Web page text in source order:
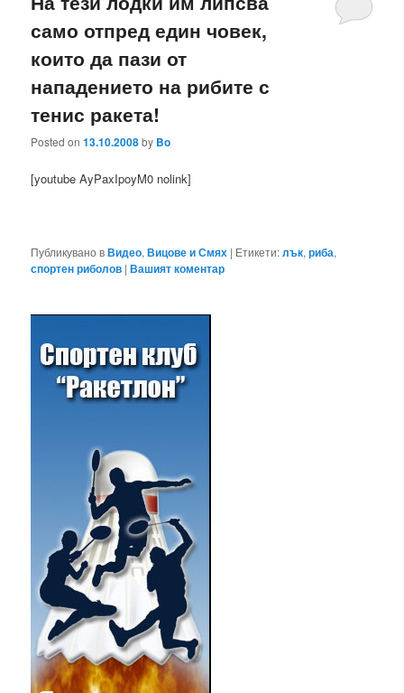
само отпред един човек,
които да пази от
нападението на рибите с
тенис ракета!
Posted on13.10.2008by Bo
[youtube AyPaxIpoyM0 nolink]
Публикувано вВидео,Вицове и Смях | Етикети:лък,риба,
спортен риболов |Вашият коментар